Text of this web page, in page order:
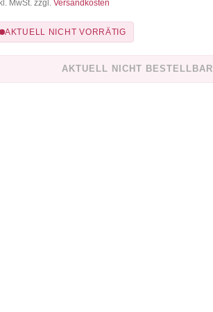
MwSt. zzgl. Versandkosten
AKTUELL NICHT VORRÄTIG
AKTUELL NICHT BESTELLBAR